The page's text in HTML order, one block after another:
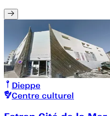
Dieppe
Centre culturel